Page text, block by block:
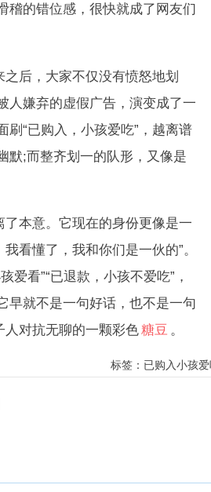
稽的错位感，很快就成了网友们
后，大家不仅没有愤怒地划
人嫌弃的虚假广告，演变成了一
“已购入，小孩爱吃”，越离谱
默;而整齐划一的队形，又像是
本意。它现在的身份更像是一
我看懂了，我和你们是一伙的”。
看”“已退款，小孩不爱吃”，
早就不是一句好话，也不是一句
人对抗无聊的一颗彩色糖豆 。
标签：已购入小孩